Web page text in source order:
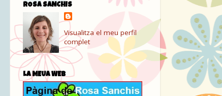
ROSA SANCHIS
Visualitza el meu perfil
complet
LA MEUA WEB